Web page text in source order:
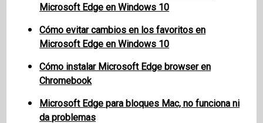
Microsoft Edge en Windows 10
Cómo evitar cambios en los favoritos en
Microsoft Edge en Windows 10
Cómo instalar Microsoft Edge browser en
Chromebook
Microsoft Edge para bloques Mac, no funciona ni
da problemas